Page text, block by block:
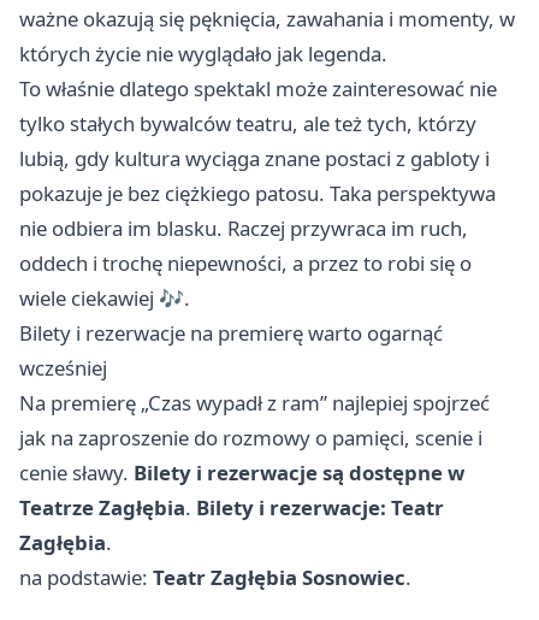
ważne okazują się pęknięcia, zawahania i momenty, w
których życie nie wyglądało jak legenda.
To właśnie dlatego spektakl może zainteresować nie
tylko stałych bywalców teatru, ale też tych, którzy
lubią, gdy kultura wyciąga znane postaci z gabloty i
pokazuje je bez ciężkiego patosu. Taka perspektywa
nie odbiera im blasku. Raczej przywraca im ruch,
oddech i trochę niepewności, a przez to robi się o
wiele ciekawiej 🎶.
Bilety i rezerwacje na premierę warto ogarnąć
wcześniej
Na premierę „Czas wypadł z ram” najlepiej spojrzeć
jak na zaproszenie do rozmowy o pamięci, scenie i
cenie sławy. Bilety i rezerwacje są dostępne w
Teatrze Zagłębia. Bilety i rezerwacje: Teatr
Zagłębia.
na podstawie: Teatr Zagłębia Sosnowiec.